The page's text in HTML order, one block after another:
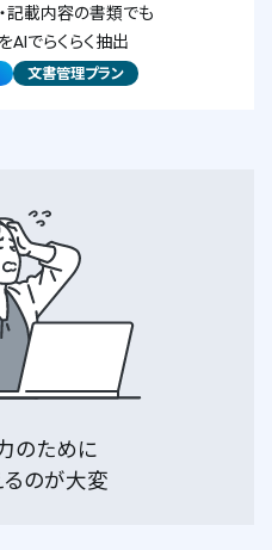
記載内容の書類でも
AIでらくらく抽出
文書管理プラン
のために
のが大変